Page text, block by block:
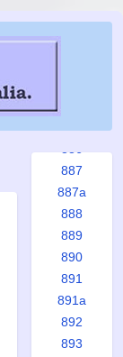
880a
887
887a
888
889
890
891
891a
892
893